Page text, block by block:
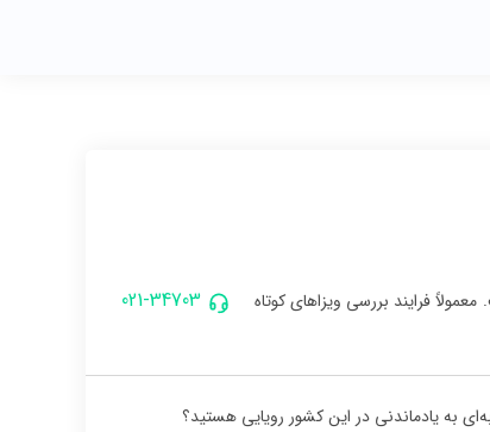
021-34703
فرایند بررسی ویزاهای کوتاه
به یادماندنی در این کشور رویایی هستید؟